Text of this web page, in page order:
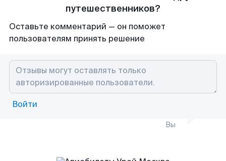
путешественников?
Оставьте комментарий — он поможет
пользователям принять решение
Войти
Вы